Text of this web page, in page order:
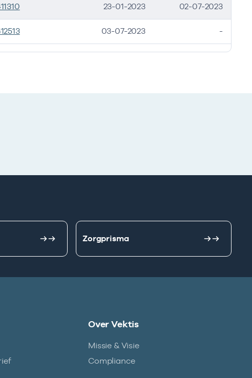
23-01-2023 02-07-2023
03-07-2023 -
Zorgprisma
Over Vektis
Missie & Visie
Compliance